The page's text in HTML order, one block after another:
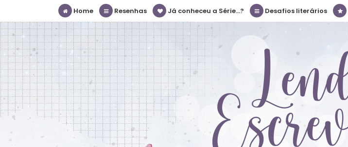
Home Resenhas Já conheceu a Série...? Desafios literários